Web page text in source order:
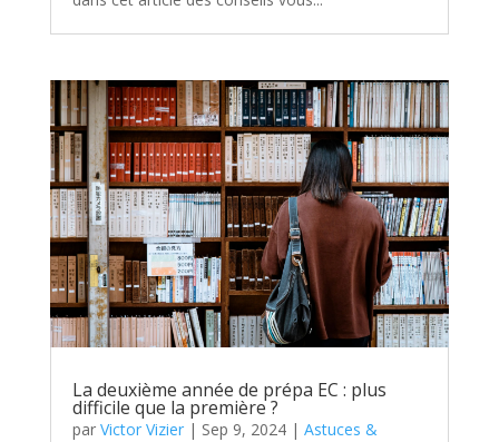
La deuxième année de prépa EC : plus
difficile que la première ?
par Victor Vizier| Sep 9, 2024| Astuces &